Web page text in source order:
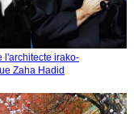
l'architecte irako-
Zaha Hadid